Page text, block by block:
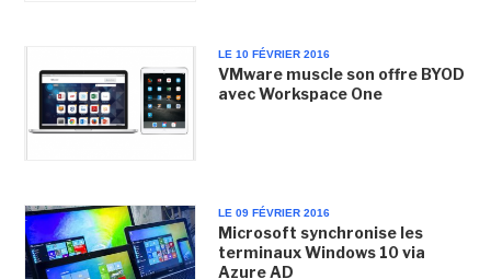
LE 10 FÉVRIER 2016
VMware muscle son offre BYOD
avec Workspace One
LE 09 FÉVRIER 2016
Microsoft synchronise les
terminaux Windows 10 via
Azure AD